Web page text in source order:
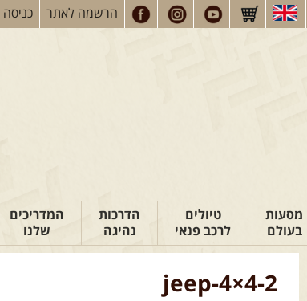
הרשמה לאתר כניסה
מסעות
בעולם
טיולים
לרכב פנאי
הדרכות
נהיגה
המדריכים
שלנו
jeep-4×4-2